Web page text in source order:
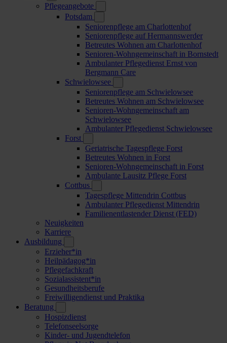
Pflegeangebote
Potsdam
Seniorenpflege am Charlottenhof
Seniorenpflege auf Hermannswerder
Betreutes Wohnen am Charlottenhof
Senioren-Wohngemeinschaft in Bornstedt
Ambulanter Pflegedienst Ernst von
Bergmann Care
Schwielowsee
Seniorenpflege am Schwielowsee
Betreutes Wohnen am Schwielowsee
Senioren-Wohngemeinschaft am
Schwielowsee
Ambulanter Pflegedienst Schwielowsee
Forst
Geriatrische Tagespflege Forst
Betreutes Wohnen in Forst
Senioren-Wohngemeinschaft in Forst
Ambulante Lausitz Pflege Forst
Cottbus
Tagespflege Mittendrin Cottbus
Ambulanter Pflegedienst Mittendrin
Familienentlastender Dienst (FED)
Neuigkeiten
Karriere
Ausbildung
Erzieher*in
Heilpädagog*in
Pflegefachkraft
Sozialassistent*in
Gesundheitsberufe
Freiwilligendienst und Praktika
Beratung
Hospizdienst
Telefonseelsorge
Kinder- und Jugendtelefon